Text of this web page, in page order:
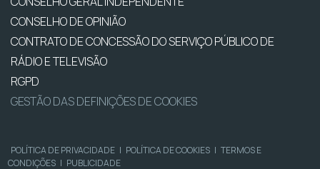
CONSELHO DE OPINIÃO
CONTRATO DE CONCESSÃO DO SERVIÇO PÚBLICO DE
RÁDIO E TELEVISÃO
RGPD
GESTÃO DAS DEFINIÇÕES DE COOKIES
POLÍTICA DE PRIVACIDADE | POLÍTICA DE COOKIES | TERMOS E
CONDIÇÕES | PUBLICIDADE